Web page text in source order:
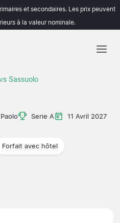
et secondaires. Les prix peuvent
à la valeur nominale.
Sassuolo
Serie A 11 Avril 2027
Forfait avec hôtel